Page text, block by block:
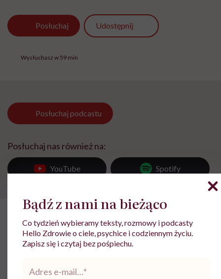
Posłuchaj Udostępnij
Wysłuchasz w 59 min
Posłuchaj podcastu
Posłuchaj nas również na:
YouTube Spotify
Rozdziały tego podcastu